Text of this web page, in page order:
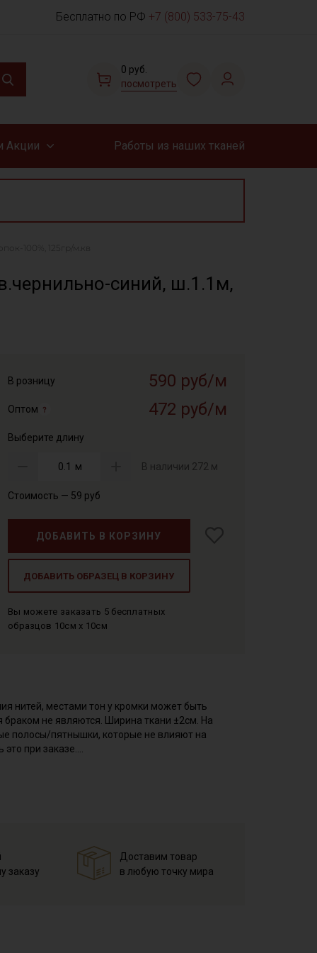
Бесплатно по РФ +7 (800) 533-75-43
0 руб.
посмотреть
Акции Работы из наших тканей
100%, 125гр/м.кв
синий, ш.1.1м,
В розницу 590 руб/м
Оптом 472 руб/м
Выберите длину
м В наличии 272 м
Стоимость — 59 руб
ДОБАВИТЬ В КОРЗИНУ
ДОБАВИТЬ ОБРАЗЕЦ В КОРЗИНУ
Вы можете заказать 5 бесплатных
образцов 10см x 10см
нитей, местами тон у кромки может быть
не являются. Ширина ткани ±2см. На
полосы/пятнышки, которые не влияют на
при заказе.
и растяжению не поддается, сминаемость
ворса, при пошиве важно раскладывать
заказу
Доставим товар
в любую точку мира